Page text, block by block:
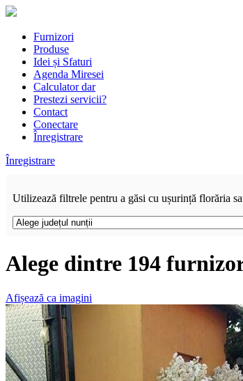
Furnizori
Produse
Idei și Sfaturi
Agenda Miresei
Calculator dar
Prestezi servicii?
Contact
Conectare
Înregistrare
Înregistrare
Utilizează filtrele pentru a găsi cu ușurință florăria
Alege dintre 194
Afișează ca imagini